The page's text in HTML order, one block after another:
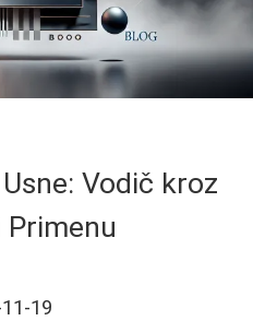
Vodič kroz
Primenu
19